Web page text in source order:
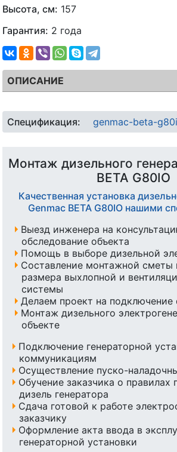
Высота, см: 157
Гарантия: 2 года
ОПИСАНИЕ
Спецификация: genmac-beta-
Монтаж дизельного
BETA G80IO
Качественная установка
Genmac BETA G80IO нашими
Выезд инженера на
обследование объекта
Помощь в выборе дизельной
Составление монтажной сметы
размера выхлопной и
системы
Делаем проект на подключение
Монтаж дизельного
объекте
Подключение генераторной
коммуникациям
Осуществление пуско-
Обучение заказчика о правилах
дизель генератора
Сдача готовой к работе
заказчику
Оформление акта ввода в
генераторной установки